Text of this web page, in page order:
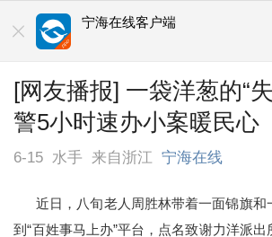
宁海在线客户端
[网友播报] 一袋洋葱的“
警5小时速办小案暖民心
6-15 水手 来自浙江 宁海在线
近日，八旬老人周胜林带着一面锦旗和
到“百姓事马上办”平台，点名致谢力洋派